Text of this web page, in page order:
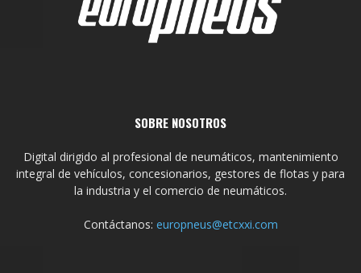
SOBRE NOSOTROS
Digital dirigido al profesional de neumáticos, mantenimiento
integral de vehículos, concesionarios, gestores de flotas y para
la industria y el comercio de neumáticos.
Contáctanos: europneus@etcxxi.com